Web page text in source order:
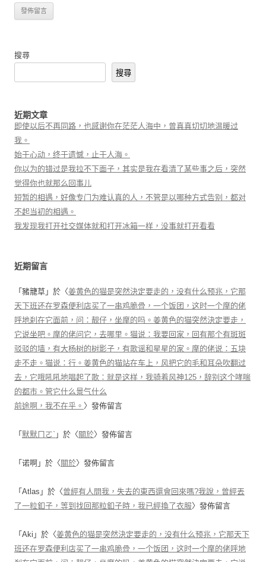
搜尋
搜尋
近期文章
即使以后不再同路，也感谢你在茫茫人海中，曾真真切切地温暖过
我。
始于心动，终于遗憾，止于人海。
你以为的错过是我拉不下面子，其实是我在看清了某些事之后，突然
觉得你也就那么回事儿
短暂的相遇，好像专门为难认真的人，不管是以哪种方式告别，都对
不起当初的相遇。
我发现我打开社交媒体就和打开冰箱一样，没事就打开看看
近期留言
「 豬籠草 」於〈姜黄色的猫是突然決定要走的，没有什么预兆，它那
天下班还在罗森便利店买了一串鸡脆骨，一个饭团，这时一个摩的佬
呼地刹在它面前，问：靓仔，坐摩的吗。姜黄色的猫突然決定要走，
它说坐吧。摩的佬问它，去哪里。猫说：我要回家，回有那个有斑斑
驳驳的墙，有大杨树的树影子，有歌谣和星星的家。摩的佬说：五块
走不走。猫说：行。姜黄色的猫站在车上，风把它的毛和耳朵吹翻过
去，它哦吼吼地唱起了歌：就是这样，我骑着风神125，辞别这个哮喘
的都市。管它什么景气什么
前途啊，我不在乎。 〉發佈留言
「 默默ㄇㄛˋ 」於〈 關於〉發佈留言
「 诺啊 」於〈 關於〉發佈留言
「 Atlas 」於〈曾經有人問我，失去的東西還會回來嗎?我說，曾經丟
了一粒釦子，等到找回那粒釦子時，我已經換了衣服〉發佈留言
「 Aki 」於〈姜黄色的猫是突然決定要走的，没有什么预兆，它那天下
班还在罗森便利店买了一串鸡脆骨，一个饭团，这时一个摩的佬呼地